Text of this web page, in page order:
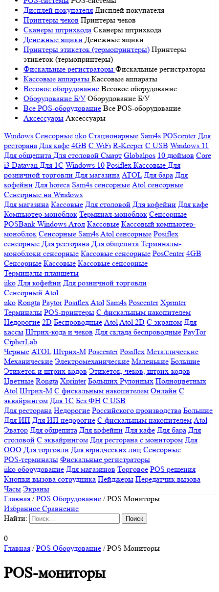
Дисплей покупателя Дисплей покупателя
Принтеры чеков Принтеры чеков
Сканеры штрихкода Сканеры штрихкода
Денежные ящики Денежные ящики
Принтеры этикеток (термопринтеры) Принтеры
этикеток (термопринтеры)
Фискальные регистраторы Фискальные регистраторы
Кассовые аппараты Кассовые аппараты
Весовое оборудование Весовое оборудование
Оборудование Б/У Оборудование Б/У
Все POS-оборудование Все POS-оборудование
Аксессуары Аксессуары
Windows Сенсорные iiko Стационарные Sam4s POScenter Для
ресторана Для кафе 4GB С WiFi R-Keeper С USB Windows 11
Для общепита Для столовой Смарт Globalpos 10 дюймов Core
i3 Datavan Для 1С Windows 10 Posiflex Кассовые Для
розничной торговли Для магазина ATOL Для бара Для
кофейни Для horeca Sam4s сенсорные Atol сенсорные
Сенсорные на Windows
Для магазина Кассовые Для столовой Для кофейни Для кафе
Компьютер-моноблок Терминал-моноблок Сенсорные
POSBank Windows Атол Кассовые Кассовый компьютер-
моноблок Сенсорные Sam4sAtol сенсорные Posiflex
сенсорные Для ресторана Для общепита Терминалы-
моноблоки сенсорные Кассовые сенсорные PosCenter 4GB
Сенсорные Кассовые Кассовые сенсорные
Терминалы-планшеты
iiko Для кофейни Для розничной торговли
Сенсорный Atol
iiko Rongta Paytor PosiflexAtol Sam4s Poscenter Xprinter
Терминалы POS-принтеры С фискальным накопителем
Недорогие 2D Беспроводные AtolAtol 2D С экраном Для
кассы Штрих-кода и чеков Для склада беспроводные PayTor
CipherLab
Черные ATOL Штрих-М Poscenter Posiflex Металлические
Механические Электромеханические Маленькие Большие
Этикеток и штрих-кодов Этикеток, чеков, штрих-кодов
Цветные Rongta Xprinter Больших Рулонных Полноцветных
Atol Штрих-М С фискальным накопителем Онлайн С
эквайрингом Для 1С Без ФН С USB
Для ресторана Недорогие Российского производства Большие
Для ИП Для ИП недорогие С фискальным накопителем Atol
Эватор Для общепита Для кофейни Для кафе Для бара Для
столовой С эквайрингом Для ресторана с монитором Для
ООО Для торговли Для юридческих лиц Сенсорные
POS-терминалы Фискальные регистраторы
iiko оборудование Для магазинов Торговое POS решения
Кнопки вызова сотрудника Пейджеры Передатчик вызова
Часы Экраны
Главная /POS Оборудование /POS Мониторы
Избранное Сравнение
Найти:
0
Главная /POS Оборудование /POS Мониторы
POS-мониторы